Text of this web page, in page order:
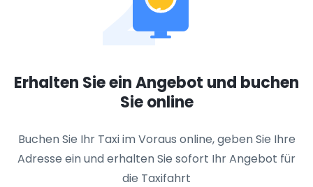
Erhalten Sie ein Angebot und buchen
Sie online
Buchen Sie Ihr Taxi im Voraus online, geben Sie Ihre
Adresse ein und erhalten Sie sofort Ihr Angebot für
die Taxifahrt